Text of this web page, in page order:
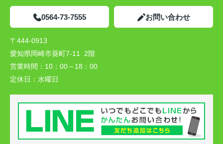
0564-73-7555 お問い合わせ
〒444-0913
愛知県岡崎市葵町7-11 2階
営業時間： 10：00～18：00
定休日： 水曜日